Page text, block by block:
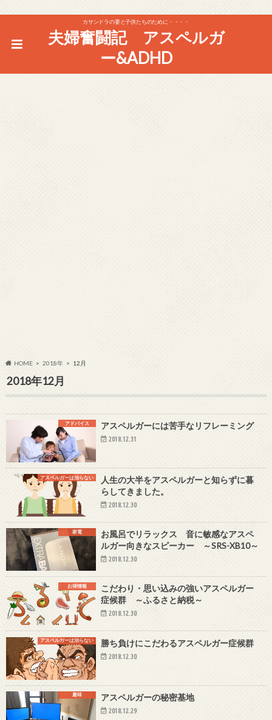
カサンドラの妻と子供たちのために・・・・
夫婦奮闘記 アスペルガ
ー&ADHD
HOME 2018年 12月
2018年12月
アドバイス アスペルガーには苦手なリフレーミング
2018.12.31
アスペルガーは治らない
人生の大半をアスペルガーと知らずに暮
らしてきました。
2018.12.30
家電
お風呂でリラックス 音に敏感なアスペ
ルガー向きなスピーカー ～SRS-XB10～
2018.12.30
お得情報
こだわり・思い込みの強いアスペルガー
症候群 ～ふるさと納税～
2018.12.30
アスペルガーは治らない 勝ち負けにこだわるアスペルガー症候群
2018.12.30
趣味 アスペルガーの秘密基地
2018.12.29